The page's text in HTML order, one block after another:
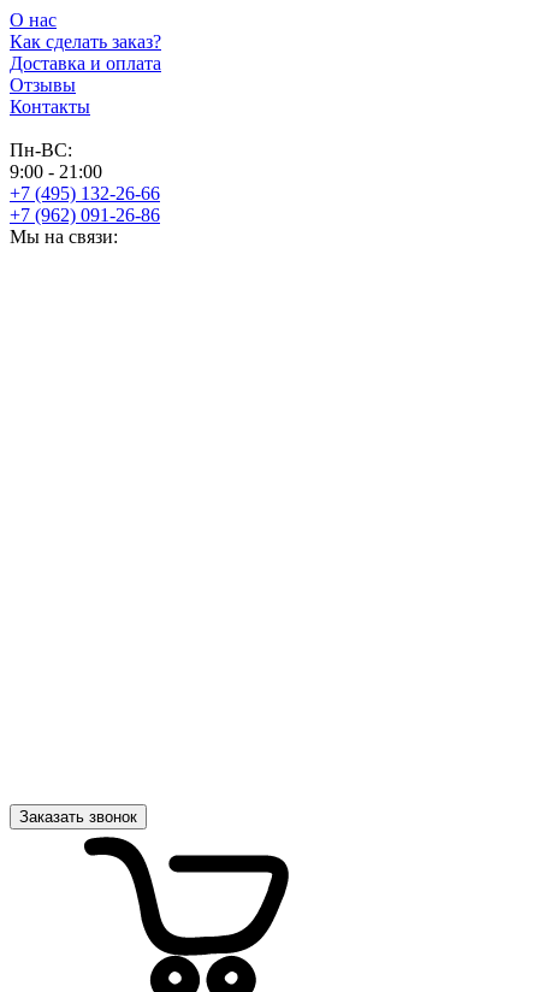
О нас
Как сделать заказ?
Доставка и оплата
Отзывы
Контакты
Пн-ВС:
9:00 - 21:00
+7 (495) 132-26-66
+7 (962) 091-26-86
Мы на связи:
Заказать звонок